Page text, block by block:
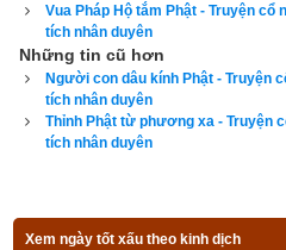
nay. Phiên bản lịch vạn niên 202
không những giao diện đẹp,
chính xác và chi tiết từng mục
được ngày tốt, giờ đẹp để khởi
để cảm nhận sự khác biệt so
Vua Pháp Hộ tắm Phật - Truyện cổ
tích nhân duyên
Những tin cũ hơn
Người con dâu kính Phật - Truyện
tích nhân duyên
Thỉnh Phật từ phương xa - Truyện
tích nhân duyên
Xem ngày tốt xấu theo kinh dịch